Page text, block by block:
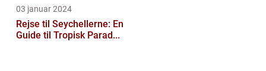
03 januar 2024
Rejse til Seychellerne: En
Guide til Tropisk Parad...